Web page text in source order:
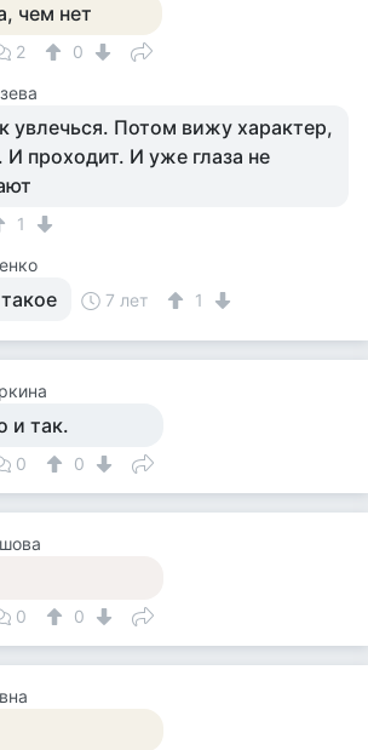
чем нет
2 0
увлечься. Потом вижу характер,
И проходит. И уже глаза не
1
7 лет 1
и так.
0 0
0 0